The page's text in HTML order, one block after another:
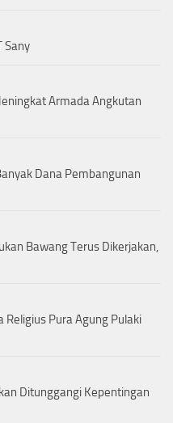
Sany
Armada Angkutan
Dana Pembangunan
Bawang Terus Dikerjakan,
Pura Agung Pulaki
Ditunggangi Kepentingan